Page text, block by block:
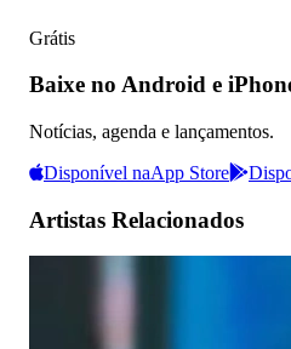
Grátis
Baixe no Android e
Notícias, agenda e lançamentos.
Disponível naApp Store
Artistas Relacionados